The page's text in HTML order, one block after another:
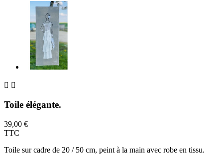
 
Toile élégante.
39,00 €
TTC
Toile sur cadre de 20 / 50 cm, peint à la main avec robe en tissu.